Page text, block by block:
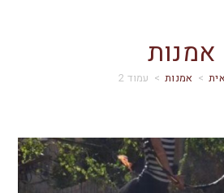
אמנות
> אמנות > עמוד 2